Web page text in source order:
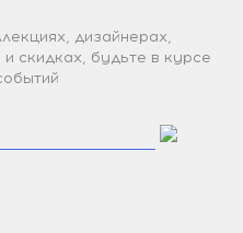
дизайнерах,
скидках, будьте в курсе